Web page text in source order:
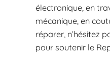
électronique, en
mécanique, en
réparer, n’hésitez
pour soutenir le